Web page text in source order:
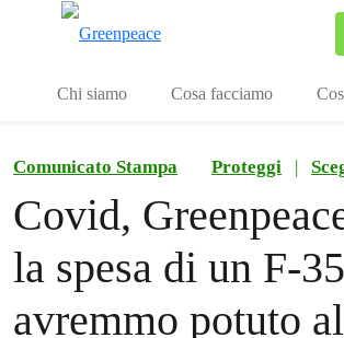
Chi siamo Cosa facciamo
Comunicato Stampa Proteggi |
Covid,
la spesa di un F-35
avremmo potuto